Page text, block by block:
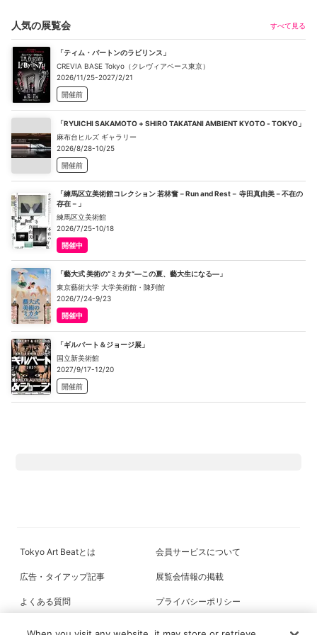
人気の展覧会 すべて見る
「ティム・バートンのラビリンス」
CREVIA BASE Tokyo（クレヴィアベース東京）
2026/11/25-2027/2/21
開催前
「RYUICHI SAKAMOTO + SHIRO TAKATANI AMBIENT KYOTO - TOKYO」
麻布台ヒルズ ギャラリー
2026/8/28-10/25
開催前
「練馬区立美術館コレクション 若林奮－Run and Rest－ 寺田真由美－不在の
存在－」
練馬区立美術館
2026/7/25-10/18
開催中
「藝大式 美術の“ミカタ”―この夏、藝大生になる―」
東京藝術大学 大学美術館・陳列館
2026/7/24-9/23
開催中
「ギルバート＆ジョージ展」
国立新美術館
2027/9/17-12/20
開催前
Tokyo Art Beatとは 会員サービスについて
広告・タイアップ記事 展覧会情報の掲載
よくある質問 プライバシーポリシー